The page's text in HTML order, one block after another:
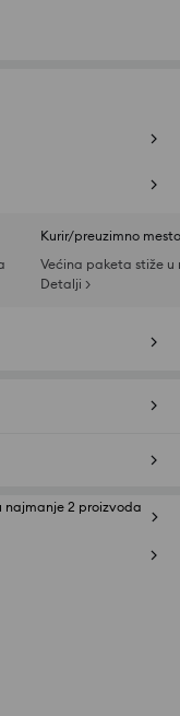
Kurir/preuzimno mesto
Većina paketa stiže u
Detalji >
najmanje 2 proizvoda